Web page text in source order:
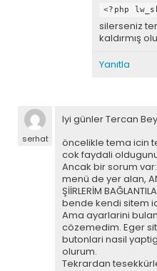
<?php
silerseniz
kaldırmış
Yanıtla
serhat
Iyi günler Tercan
öncelikle tema icin
cok faydali
Ancak bir sorum
menü de yer alan,
ŞİİRLERİM
bende kendi sitem
Ama ayarlarini
cözemedim. Eger
butonlari nasil
olurum.
Tekrardan